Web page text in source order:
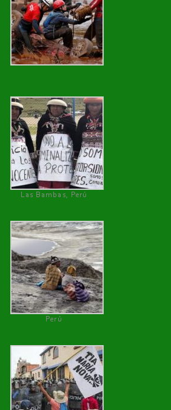
Las Bambas, Perú
Perú